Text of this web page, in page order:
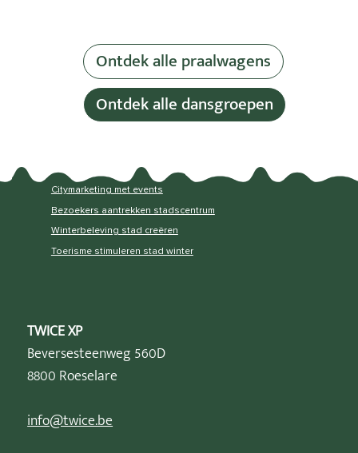
Ontdek alle praalwagens
Ontdek alle dansgroepen
Citymarketing met events
Bezoekers aantrekken stadscentrum
Winterbeleving stad creëren
Toerisme stimuleren stad winter
TWICE XP
Beversesteenweg 560D
8800 Roeselare
info@twice.be